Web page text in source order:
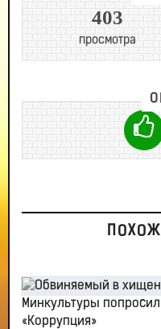
403
просмотра